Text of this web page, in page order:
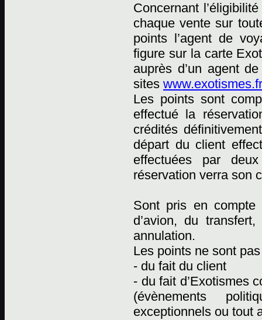
Concernant
chaque vente sur
points l’agent de
figure sur la carte
auprès d’un agent
sites
Les points sont
effectué la
crédités
départ du client
effectuées par
réservation verra son
Sont pris en compte
d’avion, du
annulation.
Les points ne sont
- du fait du client
- du fait d’Exotismes
(évènements
exceptionnels ou tout